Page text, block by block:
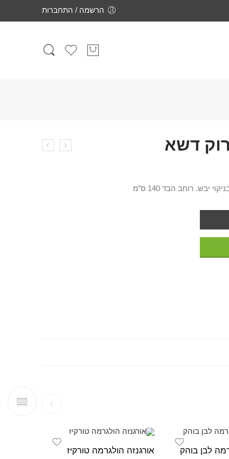
הרשמה / התחברות
דשא
לבן בוהק אורגנזה הולגרמה טורקיז